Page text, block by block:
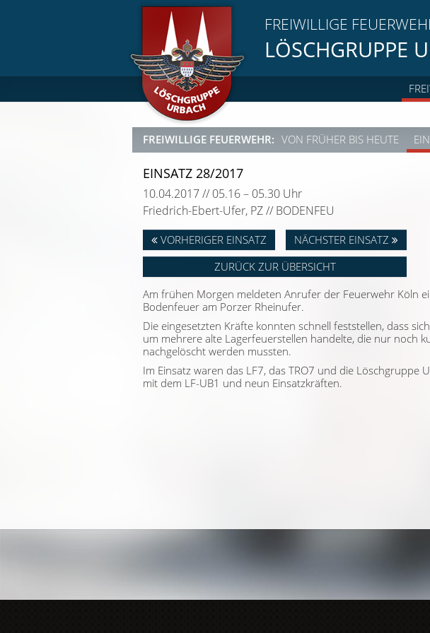
FREIWILLIGE
LÖSCHGRUPPE
FREIWILLIGE FEUERWEHR: VON FRÜHER BIS HEUTE
EINSATZ 28/2017
10.04.2017 // 05.16 – 05.30 Uhr
Friedrich-Ebert-Ufer, PZ // BODENFEU
VORHERIGER EINSATZ
NÄCHSTER EINSATZ
ZURÜCK ZUR ÜBERSICHT
Am frühen Morgen meldeten Anrufer der Feuerwehr Köln
Bodenfeuer am Porzer Rheinufer.
Die eingesetzten Kräfte konnten schnell feststellen, dass
um mehrere alte Lagerfeuerstellen handelte, die nur noch
nachgelöscht werden mussten.
Im Einsatz waren das LF7, das TRO7 und die Löschgruppe
mit dem LF-UB1 und neun Einsatzkräften.